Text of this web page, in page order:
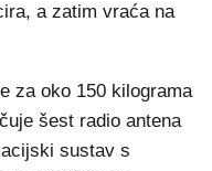
a zatim vraća na
za oko 150 kilograma
šest radio antena
sustav s